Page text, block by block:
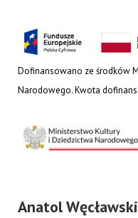
Dofinansowano ze środków
Narodowego. Kwota
Anatol Węcławski